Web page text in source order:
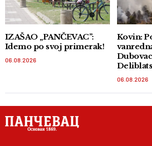
IZAŠAO „PANČEVAC”:
Idemo po svoj primerak!
06.08.2026
Kovin:
06.08.2026